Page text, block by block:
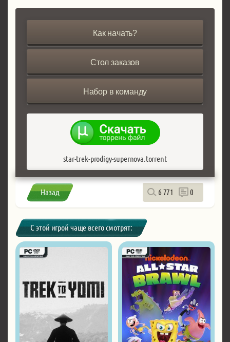
Как начать?
Стол заказов
Набор в команду
star-trek-prodigy-supernova.torrent
Назад 6 771 0
С этой игрой чаще всего смотрят: